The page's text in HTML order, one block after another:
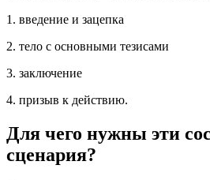
1. введение и зацепка
2. тело с основными тезисами
3. заключение
4. призыв к действию.
Для чего нужны эти
сценария?